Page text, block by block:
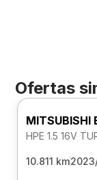
Ofertas
MITSUBISHI
HPE 1.5 16V
10.811 km